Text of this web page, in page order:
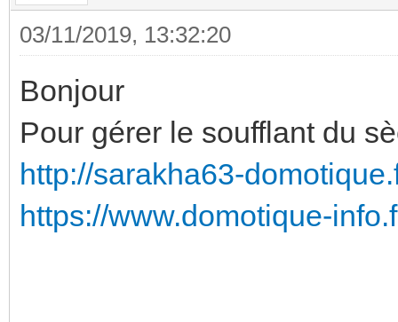
03/11/2019, 13:32:20
Bonjour
Pour gérer le soufflant du
http://sarakha63-
https://www.domotique-